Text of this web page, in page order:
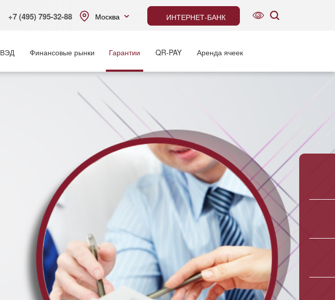
ИНТЕРНЕТ-БАНК
Москва
+7 (495) 795-32-88
ВЭД Финансовые рынки Гарантии QR-PAY Аренда ячеек